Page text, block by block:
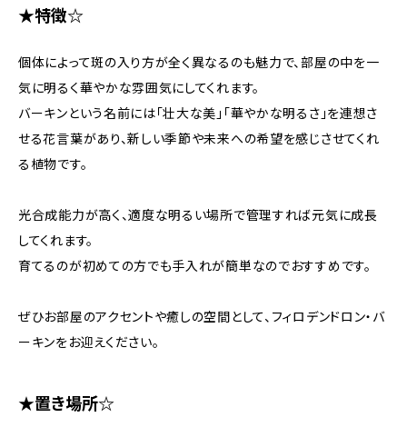
★特徴☆
個体によって斑の入り方が全く異なるのも魅力で、部屋の中を一
気に明るく華やかな雰囲気にしてくれます。
バーキンという名前には「壮大な美」「華やかな明るさ」を連想さ
せる花言葉があり、新しい季節や未来への希望を感じさせてくれ
る植物です。
光合成能力が高く、適度な明るい場所で管理すれば元気に成長
してくれます。
育てるのが初めての方でも手入れが簡単なのでおすすめです。
ぜひお部屋のアクセントや癒しの空間として、フィロデンドロン・バ
ーキンをお迎えください。
★置き場所☆